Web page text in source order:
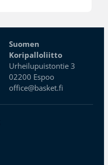
Suomen
Koripalloliitto
Urheilupuistontie 3
02200 Espoo
office@basket.fi